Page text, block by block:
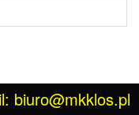
biuro@mkklos.pl